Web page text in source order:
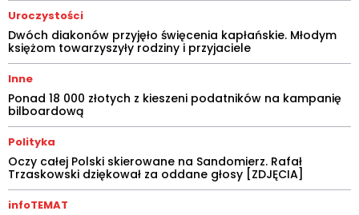
Uroczystości
Dwóch diakonów przyjęło święcenia kapłańskie. Młodym
księżom towarzyszyły rodziny i przyjaciele
Inne
Ponad 18 000 złotych z kieszeni podatników na kampanię
bilboardową
Polityka
Oczy całej Polski skierowane na Sandomierz. Rafał
Trzaskowski dziękował za oddane głosy [ZDJĘCIA]
infoTEMAT